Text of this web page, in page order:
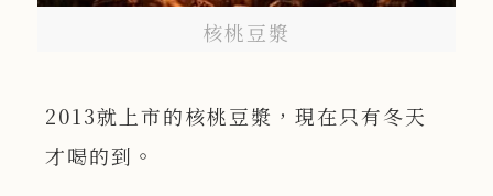
核桃豆漿
2013就上市的核桃豆漿，現在只有冬天
才喝的到。